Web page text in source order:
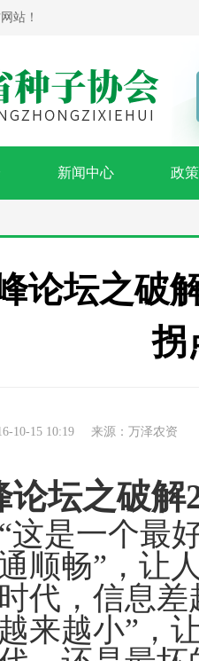
站！
新闻中心 政
论坛之破
拐
10-15 10:19 来源：万泽农资
论坛之破解
这是一个最
顺畅”，让
代，信息
来越小”，